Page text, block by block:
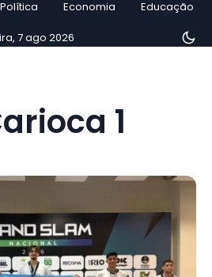
Política Economia Educação
7 ago 2026
1